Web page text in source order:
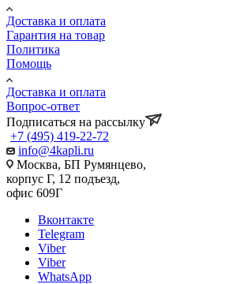
Доставка и оплата
Гарантия на товар
Политика
Помощь
Доставка и оплата
Вопрос-ответ
Подписаться на рассылку
+7 (495) 419-22-72
info@4kapli.ru
Москва, БП Румянцево,
корпус Г, 12 подъезд,
офис 609Г
Вконтакте
Telegram
Viber
Viber
WhatsApp